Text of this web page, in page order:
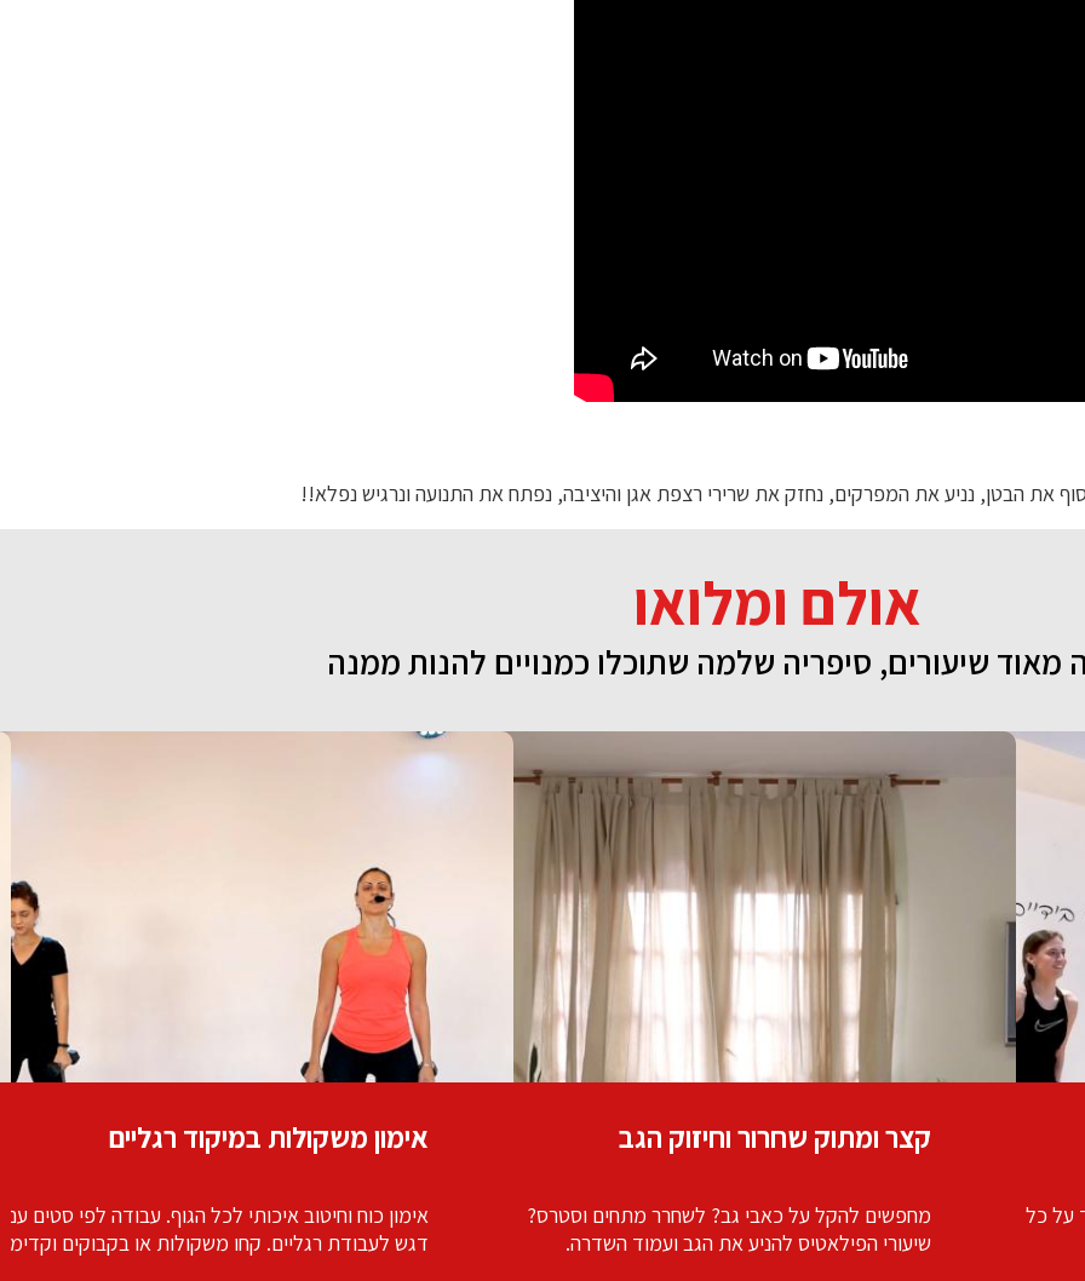
את הבטן, נניע את המפרקים, נחזק את שרירי רצפת אגן והיציבה, נפתח את התנועה ונרגיש נפלא!!
אולם ומלואו
מאוד שיעורים, סיפריה שלמה שתוכלו כמנויים להנות ממנה
אימון משקולות במיקוד רגליים
אימון כוח וחיטוב איכותי לכל הגוף. עבודה לפי סטים עם
דגש לעבודת רגליים. קחו משקולות או בקבוקים וקדימה
לדבר לקיר פילאטיס ומתיחות
הקיר מהווה התנגדות ותמיכה לגוף בשיעור רצפים יוצא
מן הכלל. עבודה על הגוף כמכלול שלם ליציבות